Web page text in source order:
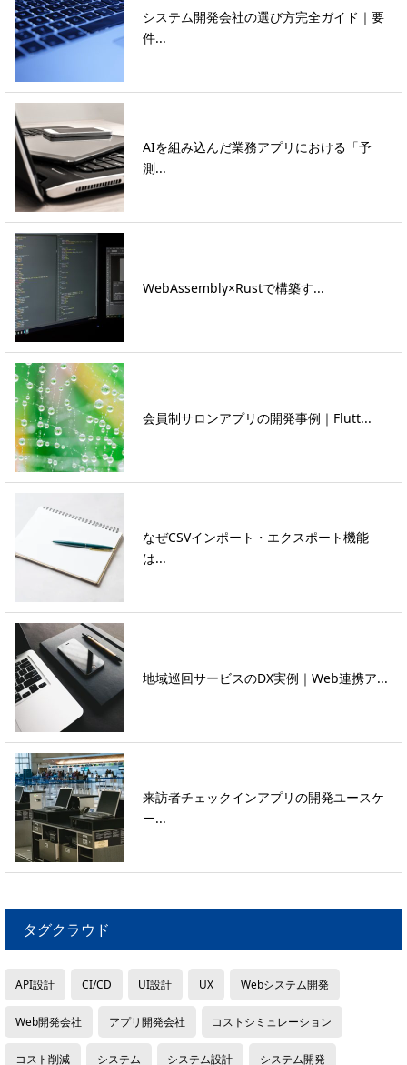
システム開発会社の選び方完全ガイド｜要
件...
AIを組み込んだ業務アプリにおける「予
測...
WebAssembly×Rustで構築す...
会員制サロンアプリの開発事例｜Flutt...
なぜCSVインポート・エクスポート機能
は...
地域巡回サービスのDX実例｜Web連携ア...
来訪者チェックインアプリの開発ユースケ
ー...
タグクラウド
API設計 CI/CD UI設計 UX Webシステム開発
Web開発会社 アプリ開発会社 コストシミュレーション
コスト削減 システム システム設計 システム開発